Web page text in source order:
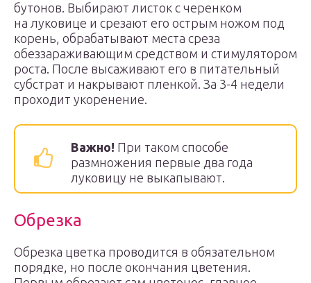
бутонов. Выбирают листок с черенком
на луковице и срезают его острым ножом под
корень, обрабатывают места среза
обеззараживающим средством и стимулятором
роста. После высаживают его в питательный
субстрат и накрывают пленкой. За 3-4 недели
проходит укоренение.
Важно! При таком способе
размножения первые два года
луковицу не выкапывают.
Обрезка
Обрезка цветка проводится в обязательном
порядке, но после окончания цветения.